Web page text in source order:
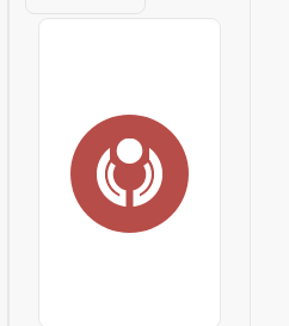
внимание
деятельности.
Это включает в ...